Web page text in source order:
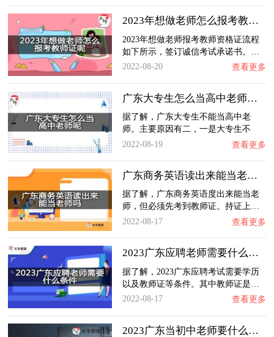
2023年想做老师怎么报考教师证呢？
2023年想做老师报考教师资格证流程
如下所示，签订诚信考试承诺书。…
2022-08-20
查看更多
广东大专生怎么当高中老师呢？
据了解，广东大专生不能当高中老
师。主要原因有二，一是大专生不
符…
2022-08-19 查看更多
广东商务英语读出来能当老师吗？
据了解，广东商务英语度出来能当老
师，但必须先考到教师证。持证上…
2022-08-17
查看更多
2023广东应聘老师需要什么条件？
据了解，2023广东应聘考试需要学历
以及教师证等条件。其中教师证是…
2022-08-17
查看更多
2023广东当初中老师要什么学历？